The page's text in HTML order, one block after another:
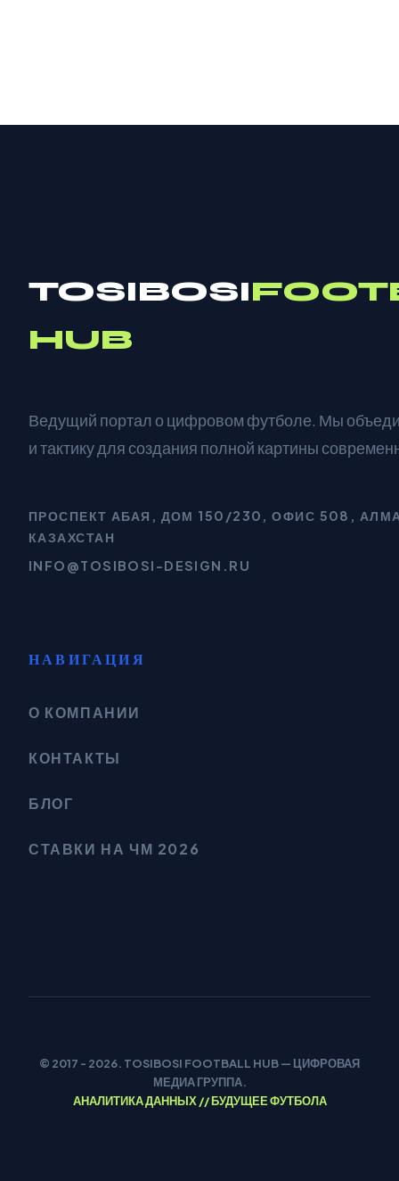
TOSIBOSI
HUB
Ведущий портал о цифровом футболе. Мы
и тактику для создания полной картины
ПРОСПЕКТ АБАЯ, ДОМ 150/230, ОФИС 508,
КАЗАХСТАН
INFO@TOSIBOSI-DESIGN.RU
НАВИГАЦИЯ
О КОМПАНИИ
КОНТАКТЫ
БЛОГ
СТАВКИ НА ЧМ 2026
© 2017 - 2026. TOSIBOSI FOOTBALL HUB — ЦИФРОВАЯ
МЕДИА ГРУППА.
АНАЛИТИКА ДАННЫХ // БУДУЩЕЕ ФУТБОЛА